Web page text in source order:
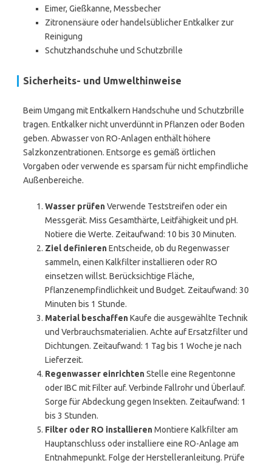
Eimer, Gießkanne, Messbecher
Zitronensäure oder handelsüblicher Entkalker zur
Reinigung
Schutzhandschuhe und Schutzbrille
Sicherheits- und Umwelthinweise
Beim Umgang mit Entkalkern Handschuhe und Schutzbrille
tragen. Entkalker nicht unverdünnt in Pflanzen oder Boden
geben. Abwasser von RO-Anlagen enthält höhere
Salzkonzentrationen. Entsorge es gemäß örtlichen
Vorgaben oder verwende es sparsam für nicht empfindliche
Außenbereiche.
Wasser prüfenVerwende Teststreifen oder ein
Messgerät. Miss Gesamthärte, Leitfähigkeit und pH.
Notiere die Werte. Zeitaufwand: 10 bis 30 Minuten.
Ziel definierenEntscheide, ob du Regenwasser
sammeln, einen Kalkfilter installieren oder RO
einsetzen willst. Berücksichtige Fläche,
Pflanzenempfindlichkeit und Budget. Zeitaufwand: 30
Minuten bis 1 Stunde.
Material beschaffenKaufe die ausgewählte Technik
und Verbrauchsmaterialien. Achte auf Ersatzfilter und
Dichtungen. Zeitaufwand: 1 Tag bis 1 Woche je nach
Lieferzeit.
Regenwasser einrichtenStelle eine Regentonne
oder IBC mit Filter auf. Verbinde Fallrohr und Überlauf.
Sorge für Abdeckung gegen Insekten. Zeitaufwand: 1
bis 3 Stunden.
Filter oder RO installierenMontiere Kalkfilter am
Hauptanschluss oder installiere eine RO-Anlage am
Entnahmepunkt. Folge der Herstelleranleitung. Prüfe